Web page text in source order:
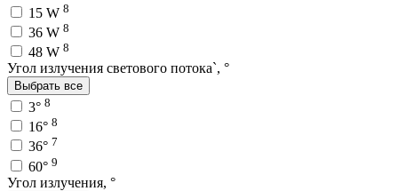
15 W 8
36 W 8
48 W 8
Угол излучения светового потока`, °
Выбрать все
3° 8
16° 8
36° 7
60° 9
Угол излучения, °